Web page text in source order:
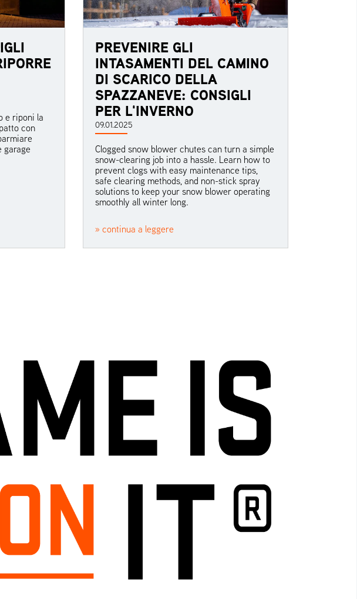
e riponi la
con
garage
PREVENIRE GLI
INTASAMENTI DEL CAMINO
DI SCARICO DELLA
SPAZZANEVE: CONSIGLI
PER L'INVERNO
09.01.2025
Clogged snow blower chutes can turn a simple
snow-clearing job into a hassle. Learn how to
prevent clogs with easy maintenance tips,
safe clearing methods, and non-stick spray
solutions to keep your snow blower operating
smoothly all winter long.
» continua a leggere